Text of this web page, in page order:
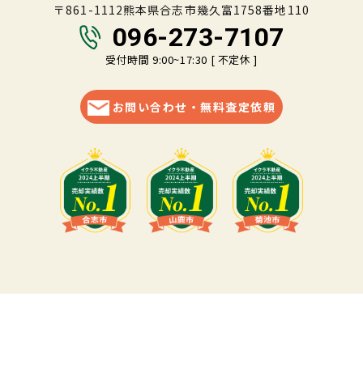
〒861-1112熊本県合志市幾久富1758番地110
096-273-7107
受付時間 9:00~17:30 [ 不定休 ]
お問い合わせ・無料査定依頼